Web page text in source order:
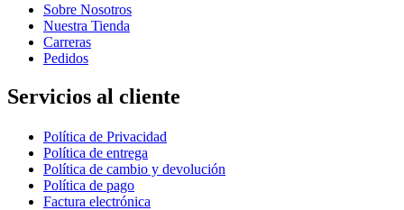
Sobre Nosotros
Nuestra Tienda
Carreras
Pedidos
Servicios al cliente
Política de Privacidad
Política de entrega
Política de cambio y devolución
Política de pago
Factura electrónica